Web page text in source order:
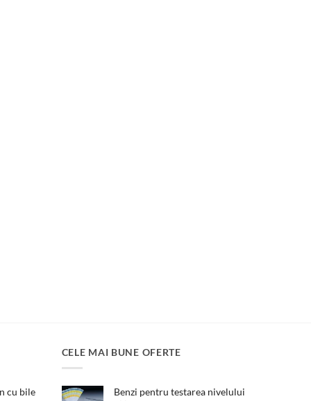
cu bile
CELE MAI BUNE OFERTE
Benzi pentru testarea nivelului